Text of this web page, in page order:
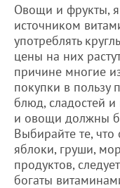
Овощи и фрукты,
источником
употреблять
цены на них
причине многие
покупки в пользу
блюд, сладостей
и овощи должны
Выбирайте те, что
яблоки, груши,
продуктов,
богаты